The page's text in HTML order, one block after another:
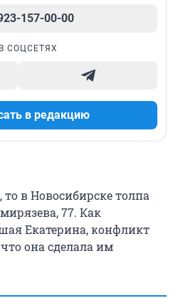
157-00-00
СОЦСЕТЯХ
в редакцию
в Новосибирске толпа
77. Как
Екатерина, конфликт
она сделала им